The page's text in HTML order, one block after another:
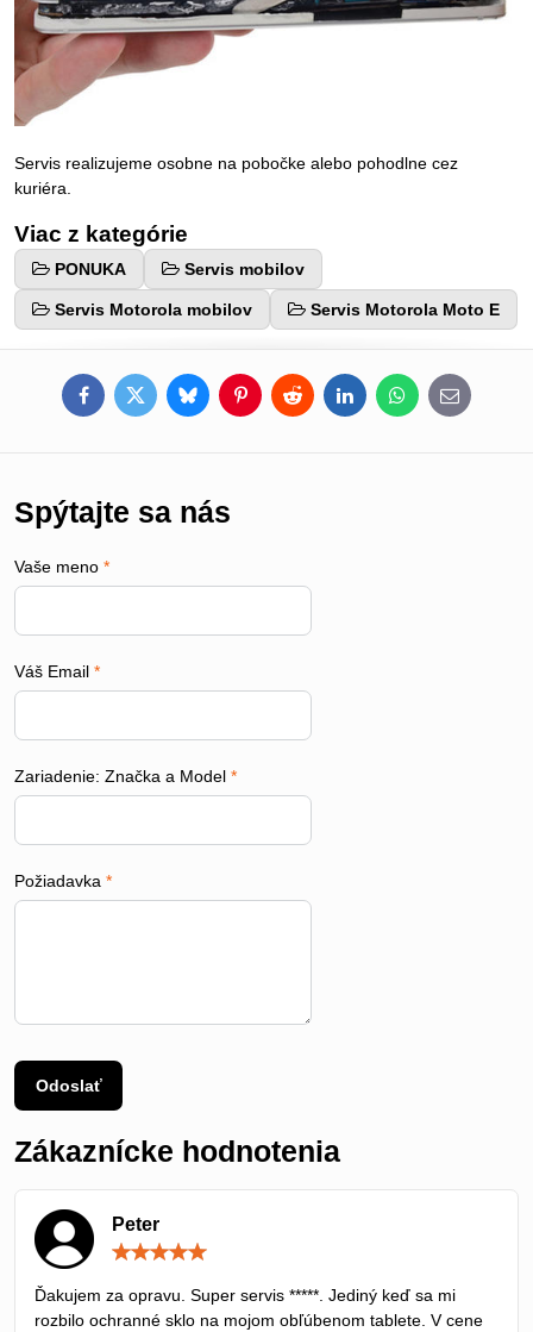
Servis realizujeme osobne na pobočke alebo pohodlne cez
kuriéra.
Viac z kategórie
PONUKA Servis mobilov
Servis Motorola mobilov Servis Motorola Moto E
FacebookTwitterBlueskyPinterestRedditLinkedInWhatsApp
E-
mail
Spýtajte sa nás
Vaše meno *
Váš Email *
Zariadenie: Značka a Model *
Požiadavka *
Odoslať
Zákaznícke hodnotenia
Peter
5
Ďakujem za opravu. Super servis *****. Jediný keď sa mi
rozbilo ochranné sklo na mojom obľúbenom tablete. V cene